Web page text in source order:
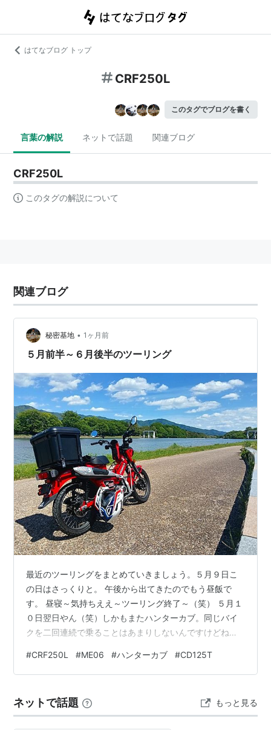
はてなブログ トップ
CRF250L
このタグでブログを書く
言葉の解説 ネットで話題 関連ブログ
CRF250L
このタグの解説について
関連ブログ
秘密基地 • 1ヶ月前
５月前半～６月後半のツーリング
最近のツーリングをまとめていきましょう。５月９日こ
の日はさっくりと。 午後から出てきたのでもう昼飯で
す。 昼寝～気持ちええ～ツーリング終了～（笑） ５月１
０日翌日やん（笑）しかもまたハンターカブ。同じバイ
クを二回連続で乗ることはあまりしないんですけどね。
こんなところを見つけちゃいました。 おぉぉぉ、なかな
か気持ちがいいです。 ５月２６日XRに乗りましょう。
な、多分。 だって、すぐに汚れちゃうもんね。はかない
のよ、オフ車の洗車は（笑） いざダートへ。 ピストンで
#CRF250L #ME06 #ハンターカブ #CD125T
ネットで話題 もっと見る